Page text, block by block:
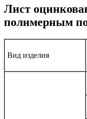
Лист
полимерным
Вид изделия